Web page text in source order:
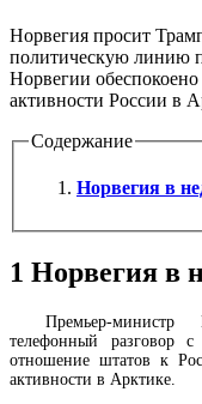
Норвегия просит
политическую линию
Норвегии
активности России в
Содержание
Норвегия в
1 Норвегия в
Премьер-
телефонный разговор
отношение штатов к
активности в Арктике.